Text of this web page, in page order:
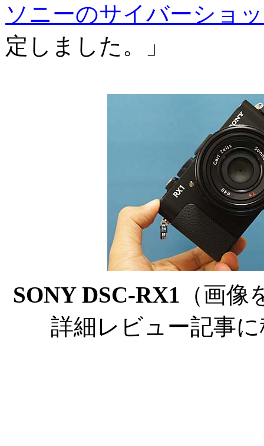
ソニーのサイバーショ
定しました。」
SONY DSC-RX1 （画
詳細レビュー記事